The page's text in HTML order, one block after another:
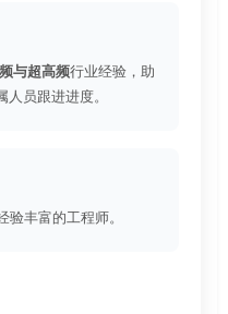
与超高频行业经验，助
员跟进进度。
验丰富的工程师。